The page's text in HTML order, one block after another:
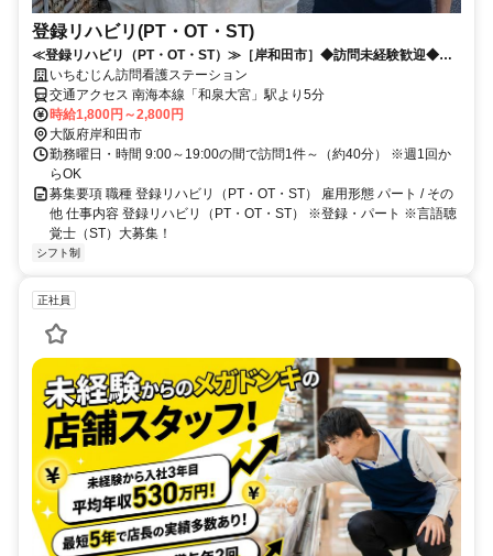
登録リハビリ(PT・OT・ST)
≪登録リハビリ（PT・OT・ST）≫［岸和田市］◆訪問未経験歓迎◆時
間・曜日・シフトが選べる仕事
いちむじん訪問看護ステーション
交通アクセス 南海本線「和泉大宮」駅より5分
時給1,800円～2,800円
大阪府岸和田市
勤務曜日・時間 9:00～19:00の間で訪問1件～（約40分） ※週1回か
らOK
募集要項 職種 登録リハビリ（PT・OT・ST） 雇用形態 パート / その
他 仕事内容 登録リハビリ（PT・OT・ST） ※登録・パート ※言語聴
覚士（ST）大募集！
シフト制
正社員